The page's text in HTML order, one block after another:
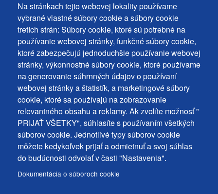
Na stránkach tejto webovej lokality používame
vybrané vlastné súbory cookie a súbory cookie
tretích strán: Súbory cookie, ktoré sú potrebné na
používanie webovej stránky, funkčné súbory cookie,
ktoré zabezpečujú jednoduchšie používanie webovej
stránky, výkonnostné súbory cookie, ktoré používame
na generovanie súhrnných údajov o používaní
webovej stránky a štatistík, a marketingové súbory
cookie, ktoré sa používajú na zobrazovanie
relevantného obsahu a reklamy. Ak zvolíte možnosť "
PRIJAŤ VŠETKY", súhlasíte s používaním všetkých
súborov cookie. Jednotlivé typy súborov cookie
môžete kedykoľvek prijať a odmietnuť a svoj súhlas
do budúcnosti odvolať v časti "Nastavenia".
Dokumentácia o súboroch cookie
Footer
MENU
Kontakty
Mapa stránky
Mestské správy
Footer
Cookies
+
ochrana
osobných
udajov
Vyhlásenie o prístupnosti
Často kladené otázky
Ochrana osobných údajov
Používanie súborov cookies
Nastavenie cookies
Podnety a spätná väzba